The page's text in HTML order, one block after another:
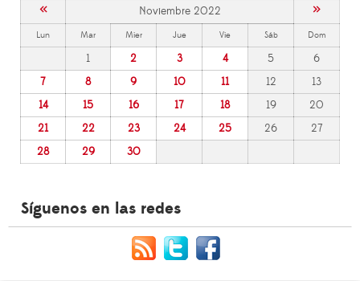
« Noviembre 2022 »
Lun Mar Mier Jue Vie Sáb Dom
1 2 3 4 5
6
7
8 9 10 11 12
13
14
15 16 17 18 19
20
21
22 23 24 25 26
27
28
29 30
Síguenos en las redes